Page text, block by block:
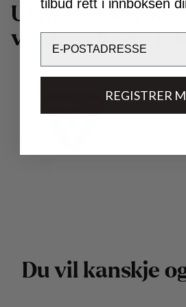
U viklet med noe
v
rdens beste te
Du vil kanskje o
tilbud rett i innboksen
REGISTRER